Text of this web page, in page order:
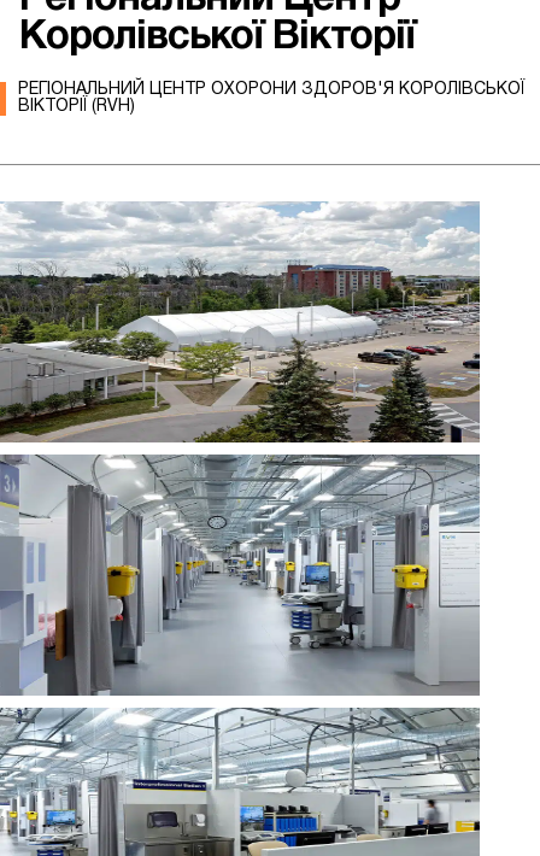
Королівської Вікторії
РЕГІОНАЛЬНИЙ ЦЕНТР ОХОРОНИ ЗДОРОВ'Я КОРОЛІВСЬКОЇ
ВІКТОРІЇ (RVH)